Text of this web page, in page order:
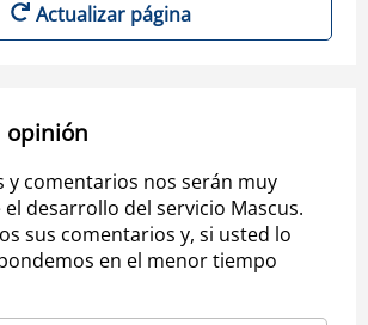
Actualizar página
opinión
y comentarios nos serán muy
desarrollo del servicio Mascus.
sus comentarios y, si usted lo
en el menor tiempo